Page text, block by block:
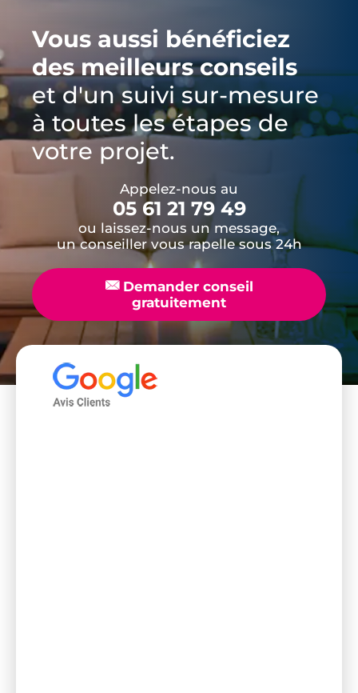
Vous aussi bénéficiez
des meilleurs conseils
et d'un suivi sur-mesure
à toutes les étapes de
votre projet.
Appelez-nous au
05 61 21 79 49
ou laissez-nous un message,
un conseiller vous rapelle sous 24h
📧Demander conseil
gratuitement